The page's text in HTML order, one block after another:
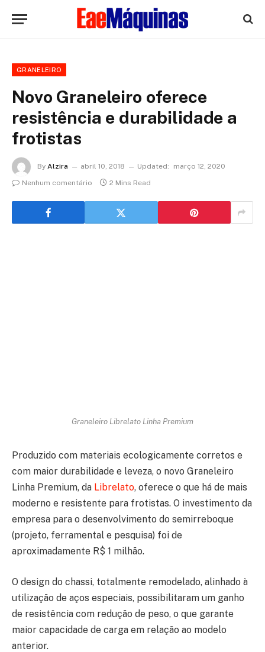
GRANELEIRO
Novo Graneleiro oferece
resistência e durabilidade a
frotistas
By Alzira abril 10, 2018 Updated:
março 12, 2020
Nenhum comentário
2 Mins Read
Graneleiro Librelato Linha Premium
Produzido com materiais ecologicamente corretos e
com maior durabilidade e leveza, o novo Graneleiro
Linha Premium, da Librelato, oferece o que há de mais
moderno e resistente para frotistas. O investimento da
empresa para o desenvolvimento do semirreboque
(projeto, ferramental e pesquisa) foi de
aproximadamente R$ 1 milhão.
O design do chassi, totalmente remodelado, alinhado à
utilização de aços especiais, possibilitaram um ganho
de resistência com redução de peso, o que garante
maior capacidade de carga em relação ao modelo
anterior.